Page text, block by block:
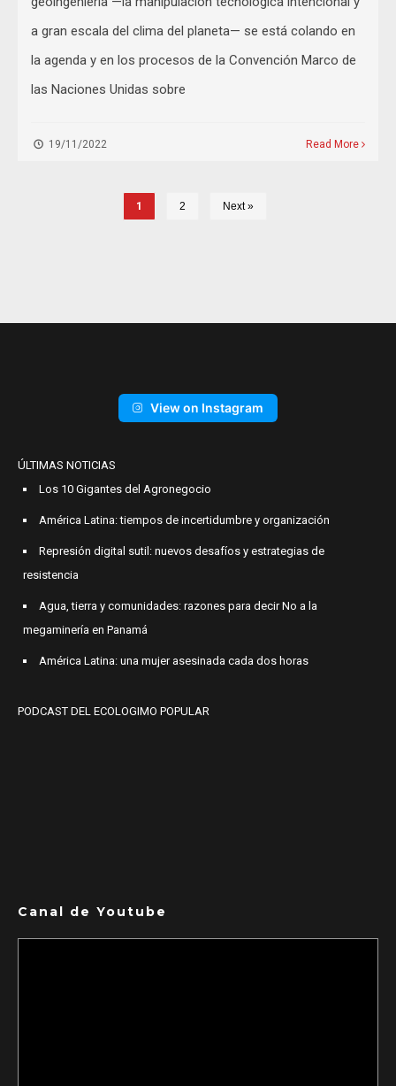
a gran escala del clima del planeta— se está colando en
la agenda y en los procesos de la Convención Marco de
las Naciones Unidas sobre
19/11/2022 Read More
1 2 Next »
View on Instagram
ÚLTIMAS NOTICIAS
Los 10 Gigantes del Agronegocio
América Latina: tiempos de incertidumbre y organización
Represión digital sutil: nuevos desafíos y estrategias de
resistencia
Agua, tierra y comunidades: razones para decir No a la
megaminería en Panamá
América Latina: una mujer asesinada cada dos horas
PODCAST DEL ECOLOGIMO POPULAR
Canal de Youtube